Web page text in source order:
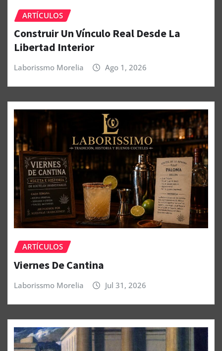
ARTÍCULOS
Construir Un Vínculo Real Desde La
Libertad Interior
Laborissmo Morelia Ago 1, 2026
ARTÍCULOS
Viernes De Cantina
Laborissmo Morelia Jul 31, 2026